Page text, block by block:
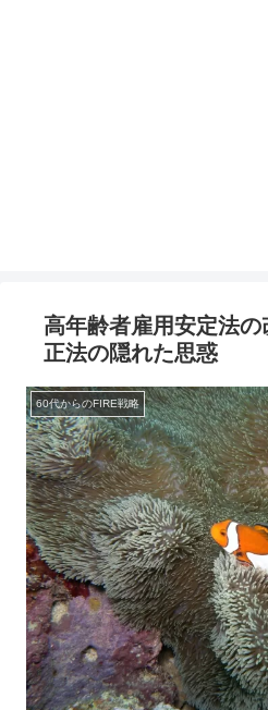
高年齢者雇用安定法
正法の隠れた思惑
60代からのFIRE戦略